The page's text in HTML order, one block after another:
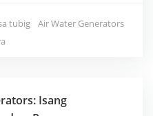
nagsasala, naglilinis, at
bago ito itago sa isang
tubig
Air Water Generators
Isang